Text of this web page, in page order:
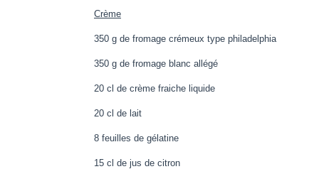
Crème
350 g de fromage crémeux type philadelphia
350 g de fromage blanc allégé
20 cl de crème fraiche liquide
20 cl de lait
8 feuilles de gélatine
15 cl de jus de citron